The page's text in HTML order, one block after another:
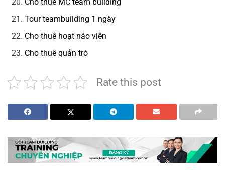
Tour teambuilding 1 ngày
Cho thuê hoạt náo viên
Cho thuê quản trò
Rate this post